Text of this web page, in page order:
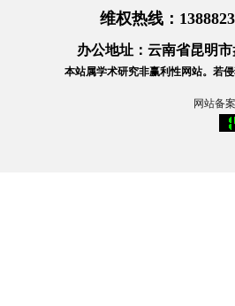
维权热线 ：
办公地址：云南省昆明
本站属学术研究非赢利性网站。 若
网站备